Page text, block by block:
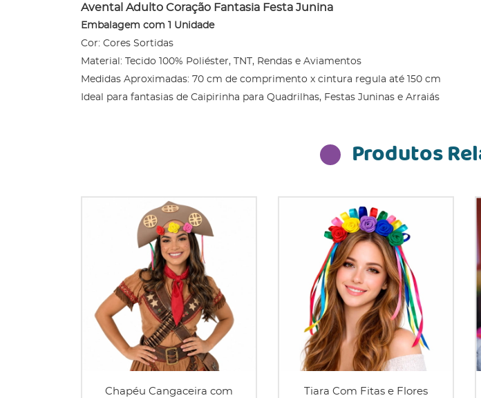
Avental Adulto Coração Fantasia Festa Junina
Embalagem com 1 Unidade
Cor: Cores Sortidas
Material: Tecido 100% Poliéster, TNT, Rendas e Aviamentos
Medidas Aproximadas: 70 cm de comprimento x cintura regula até 150 cm
Ideal para fantasias de Caipirinha para Quadrilhas, Festas Juninas e Arraiás
Produtos
Chapéu Cangaceira com
Tiara Com Fitas e Flores